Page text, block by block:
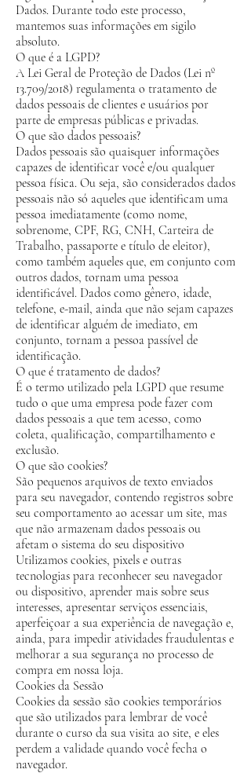
Dados. Durante todo este processo,
mantemos suas informações em sigilo
absoluto.
O que é a LGPD?
A Lei Geral de Proteção de Dados (Lei nº
13.709/2018) regulamenta o tratamento de
dados pessoais de clientes e usuários por
parte de empresas públicas e privadas.
O que são dados pessoais?
Dados pessoais são quaisquer informações
capazes de identificar você e/ou qualquer
pessoa física. Ou seja, são considerados dados
pessoais não só aqueles que identificam uma
pessoa imediatamente (como nome,
sobrenome, CPF, RG, CNH, Carteira de
Trabalho, passaporte e título de eleitor),
como também aqueles que, em conjunto com
outros dados, tornam uma pessoa
identificável. Dados como gênero, idade,
telefone, e-mail, ainda que não sejam capazes
de identificar alguém de imediato, em
conjunto, tornam a pessoa passível de
identificação.
O que é tratamento de dados?
É o termo utilizado pela LGPD que resume
tudo o que uma empresa pode fazer com
dados pessoais a que tem acesso, como
coleta, qualificação, compartilhamento e
exclusão.
O que são cookies?
São pequenos arquivos de texto enviados
para seu navegador, contendo registros sobre
seu comportamento ao acessar um site, mas
que não armazenam dados pessoais ou
afetam o sistema do seu dispositivo
Utilizamos cookies, pixels e outras
tecnologias para reconhecer seu navegador
ou dispositivo, aprender mais sobre seus
interesses, apresentar serviços essenciais,
aperfeiçoar a sua experiência de navegação e,
ainda, para impedir atividades fraudulentas e
melhorar a sua segurança no processo de
compra em nossa loja.
Cookies da Sessão
Cookies da sessão são cookies temporários
que são utilizados para lembrar de você
durante o curso da sua visita ao site, e eles
perdem a validade quando você fecha o
navegador.